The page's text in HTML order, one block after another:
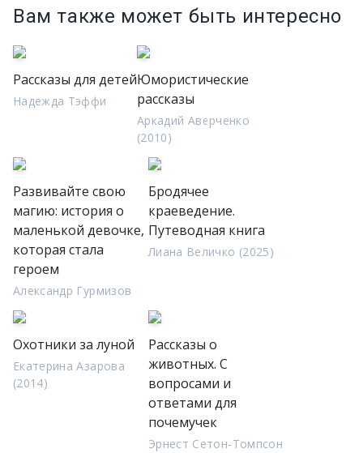
Вам также может быть интересно
Рассказы для детей
Надежда Тэффи
Юмористические
рассказы
Аркадий Аверченко
(2010)
Развивайте свою
магию: история о
маленькой девочке,
которая стала
героем
Александр Гурмизов
Бродячее
краеведение.
Путеводная книга
Лиана Величко (2025)
Охотники за луной
Екатерина Азарова
(2014)
Рассказы о
животных. С
вопросами и
ответами для
почемучек
Эрнест Сетон-Томпсон